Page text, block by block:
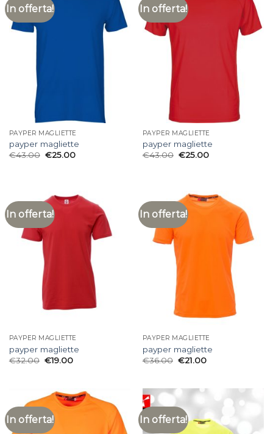
In offerta!
PAYPER MAGLIETTE
payper magliette
€43.00 €25.00
In offerta!
PAYPER MAGLIETTE
payper magliette
€43.00 €25.00
In offerta!
PAYPER MAGLIETTE
payper magliette
€32.00 €19.00
In offerta!
PAYPER MAGLIETTE
payper magliette
€36.00 €21.00
In offerta! In offerta!